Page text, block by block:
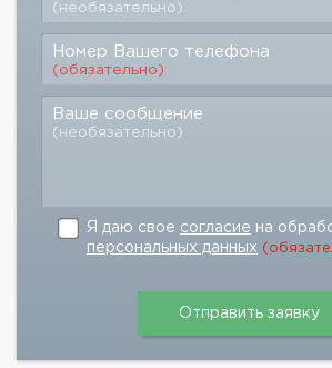
(необязательно)
Номер Вашего телефона
(обязательно)
Ваше сообщение
(необязательно)
Я даю свое согласие на
персональных данных